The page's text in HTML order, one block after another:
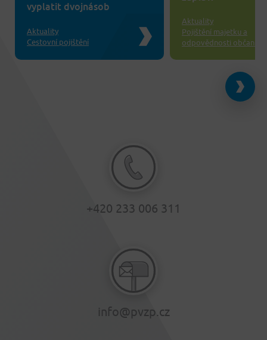
vyplatit dvojnásob
Aktuality
Cestovní pojištění
Aktuality
Pojištění majetku a
odpovědnosti občanů
+420 233 006 311
info@pvzp.cz